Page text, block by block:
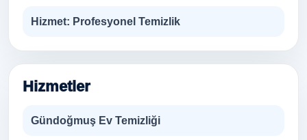
Hizmet: Profesyonel Temizlik
Hizmetler
Gündoğmuş Ev Temizliği